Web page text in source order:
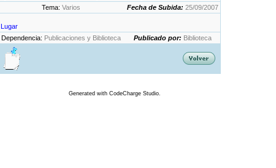
Tema: Varios Fecha de Subida: 25/09/2007
Lugar
Dependencia: Publicaciones y Biblioteca Publicado por: Biblioteca
Generated with CodeCharge Studio.